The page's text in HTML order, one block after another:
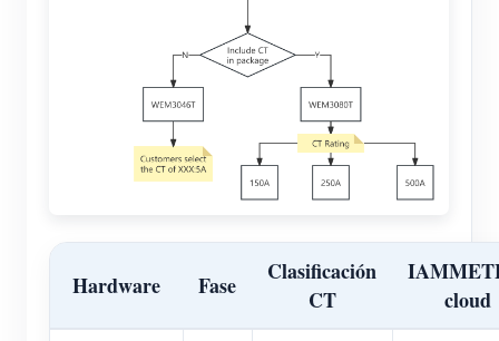
Hardware Fase
Clasificación
CT
cloud